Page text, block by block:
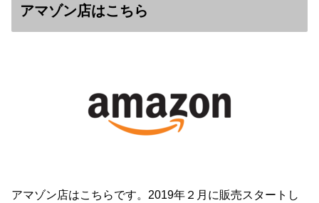
アマゾン店はこちら
アマゾン店はこちらです。2019年２月に販売スタートし